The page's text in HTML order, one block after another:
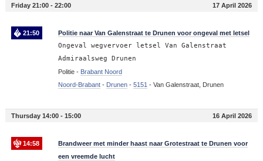
Friday 21:00 - 22:00 17 April 2026
21:50 Politie naar Van Galenstraat te Drunen voor ongeval met letsel
Ongeval wegvervoer letsel Van Galenstraat
Admiraalsweg Drunen
Politie - Brabant Noord
Noord-Brabant- Drunen- 5151 - Van Galenstraat, Drunen
Thursday 14:00 - 15:00 16 April 2026
14:58
Brandweer met minder haast naar Grotestraat te Drunen voor
een vreemde lucht